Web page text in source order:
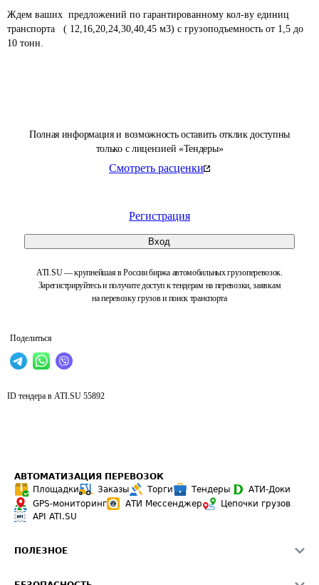
Полная информация и возможность оставить отклик доступны
только с лицензией «Тендеры»
Смотреть расценки
Регистрация
Вход
ATI.SU — крупнейшая в России биржа автомобильных грузоперевозок.
Зарегистрируйтесь и получите доступ к тендерам на перевозки, заявкам
на перевозку грузов и поиск транспорта
Поделиться
Ждем ваших  предложений по гарантированному кол-ву единиц
транспорта   ( 12,16,20,24,30,40,45 м3) с грузоподъемность от 1,5 до
10 тонн.
ID тендера в ATI.SU 55892
АВТОМАТИЗАЦИЯ ПЕРЕВОЗОК
Площадки
Заказы Торги Тендеры
АТИ-Доки
GPS-мониторинг
АТИ Мессенджер
Цепочки грузов
API ATI.SU
ПОЛЕЗНОЕ